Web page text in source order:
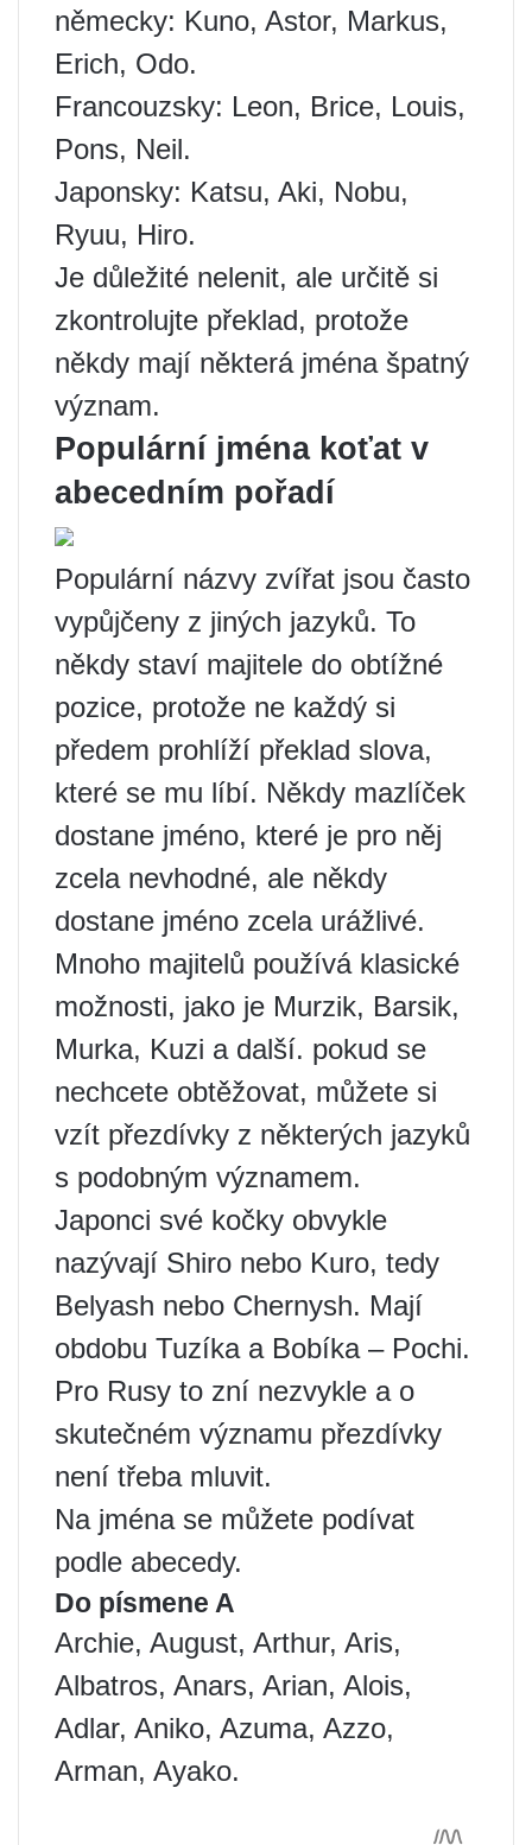
německy: Kuno, Astor, Markus,
Erich, Odo.
Francouzsky: Leon, Brice, Louis,
Pons, Neil.
Japonsky: Katsu, Aki, Nobu,
Ryuu, Hiro.
Je důležité nelenit, ale určitě si
zkontrolujte překlad, protože
někdy mají některá jména špatný
význam.
Populární jména koťat v
abecedním pořadí
Populární názvy zvířat jsou často
vypůjčeny z jiných jazyků. To
někdy staví majitele do obtížné
pozice, protože ne každý si
předem prohlíží překlad slova,
které se mu líbí. Někdy mazlíček
dostane jméno, které je pro něj
zcela nevhodné, ale někdy
dostane jméno zcela urážlivé.
Mnoho majitelů používá klasické
možnosti, jako je Murzik, Barsik,
Murka, Kuzi a další. pokud se
nechcete obtěžovat, můžete si
vzít přezdívky z některých jazyků
s podobným významem.
Japonci své kočky obvykle
nazývají Shiro nebo Kuro, tedy
Belyash nebo Chernysh. Mají
obdobu Tuzíka a Bobíka – Pochi.
Pro Rusy to zní nezvykle a o
skutečném významu přezdívky
není třeba mluvit.
Na jména se můžete podívat
podle abecedy.
Do písmene A
Archie, August, Arthur, Aris,
Albatros, Anars, Arian, Alois,
Adlar, Aniko, Azuma, Azzo,
Arman, Ayako.